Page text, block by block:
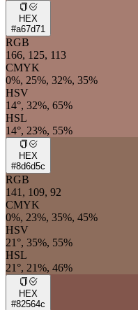
HEX
#a67d71
RGB
166, 125, 113
CMYK
0%, 25%, 32%, 35%
HSV
14°, 32%, 65%
HSL
14°, 23%, 55%
HEX
#8d6d5c
RGB
141, 109, 92
CMYK
0%, 23%, 35%, 45%
HSV
21°, 35%, 55%
HSL
21°, 21%, 46%
HEX
#82564c